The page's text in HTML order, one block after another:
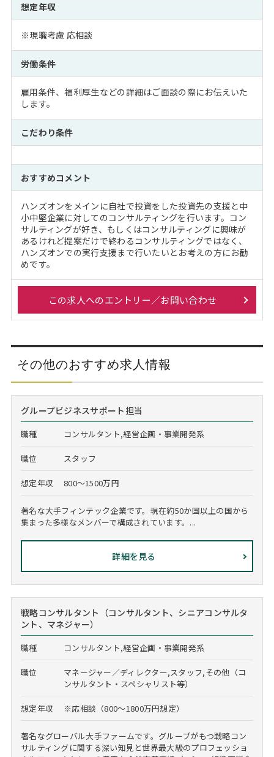
想定年収
※現職考慮 応相談
労働条件
雇用条件、福利厚生などの詳細はご面談の際にお伝えいた
します。
こだわり条件
おすすめコメント
ハンズオンをメインに自社で投資をした投資先の支援と中
小中堅企業に対してのコンサルティングを行います。コン
サルティングが好き、もしくはコンサルティングに興味が
あるけれど提案だけで終わるコンサルティングではなく、
ハンズオンでの実行支援まで行いたいとお考えの方にお勧
めです。
この求人へのエントリー／お問い合わせ
その他のおすすめ求人情報
グループビジネスサポート担当
職種 コンサルタント,経営企画・事業開発系
職位 スタッフ
想定年収 800～1500万円
著名な大手フィンテック企業です。現在約50か国以上の国から
集まった多様なメンバーで構成されています。...
詳細を見る
戦略コンサルタント（コンサルタント、シニアコンサルタ
ント、マネジャー）
職種 コンサルタント,経営企画・事業開発系
職位
マネージャー／ディレクター,スタッフ,その他（コ
ンサルタント・スペシャリスト等）
想定年収 ※応相談（800～1800万円想定）
著名なグローバル大手ファームです。グループがもつ戦略コン
サルティングに関する深い知見と世界最大級のプロフェッショ